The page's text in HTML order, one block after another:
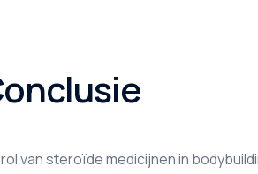
van steroïde medicijnen in